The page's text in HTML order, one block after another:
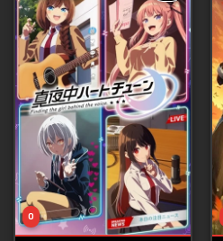
Tập 41
Tập 42
Tập 43
Tập 44
Tập 45
Tập 46
Tập 47
0